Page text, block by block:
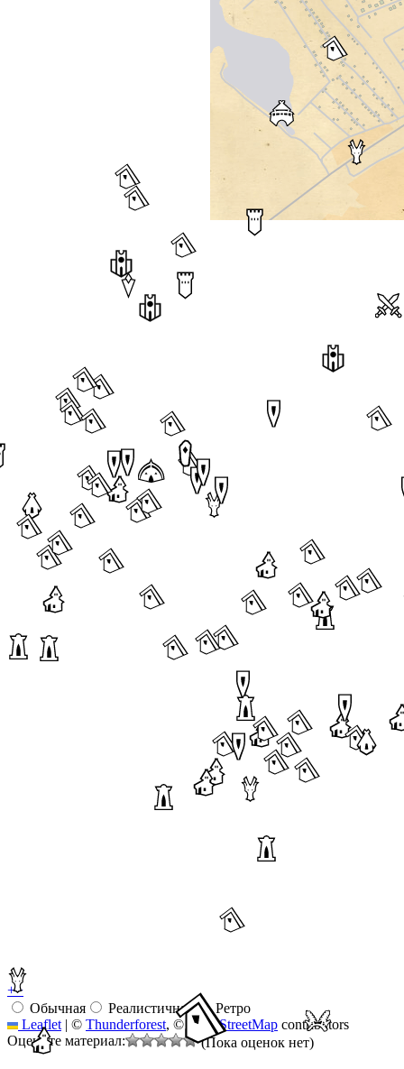
+−
Обычная
Реалистичная
Ретро
Leaflet | © Thunderforest, © OpenStreetMap contributors
Оцените материал:
(Пока оценок нет)